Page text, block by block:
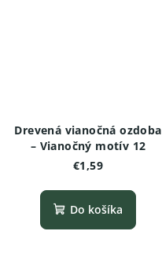
Drevená vianočná ozdoba
– Vianočný motív 12
€1,59
Do košíka